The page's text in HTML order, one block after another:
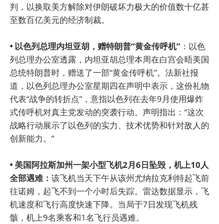
判，以换取美方解除对伊朗破坏力极大的价值数十亿甚
至数百亿美元的经济制裁。
• 以色列总理内坦亚胡，赠特朗普“黄金传呼机” ：以色
列总理办公室透露，内坦亚胡总理本周在白宫会晤美国
总统特朗普时，赠送了一部“黄金传呼机”。法新社报
道，以色列总理办公室星期四在声明中表示，这份礼物
代表“战争的转折点”，意指以色列在去年9月使用爆炸
式传呼机对真主党发动的突袭行动。声明指出：“这次
战略行动展示了以色列的实力、技术优势和针对敌人的
创新能力。”
• 美国阿拉斯加州一架小型飞机2月6日坠毁，机上10人
全部遇难： 该飞机当天下午从该州尤纳拉克利特起飞前
往诺姆，起飞不到一个小时后失踪。雷达数据显示，飞
机速度和飞行高度快速下降。当局于7日发现飞机残
骸，机上9名乘客和1名飞行员遇难。